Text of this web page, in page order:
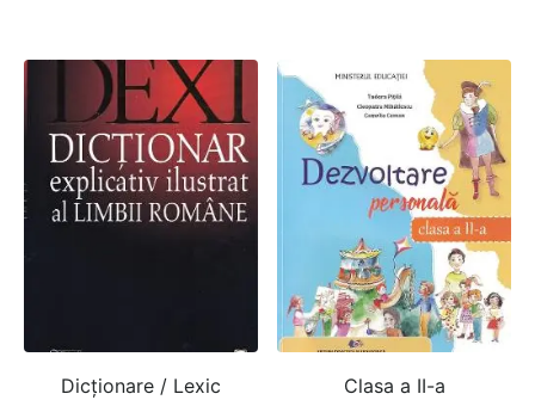
Dicţionare / Lexic
Clasa a II-a